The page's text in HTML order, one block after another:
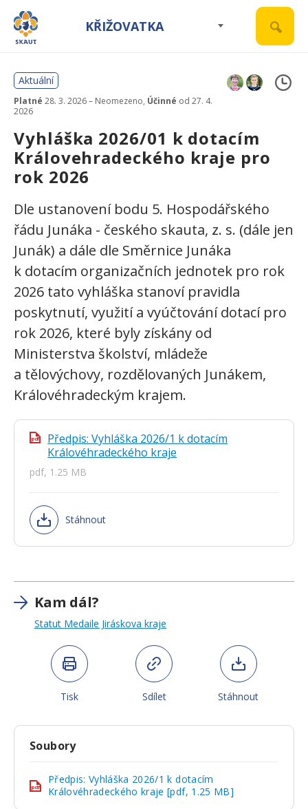
KŘIŽOVATKA
Aktuální
Platné 28. 3. 2026 – Neomezeno, Účinné od 27. 4.
2026
Vyhláška 2026/01 k dotacím
Královehradeckého kraje pro
rok 2026
Dle ustanovení bodu 5. Hospodářského
řádu Junáka - českého skauta, z. s. (dále jen
Junák) a dále dle Směrnice Junáka
k dotacím organizačních jednotek pro rok
2026 tato vyhláška stanoví pravidla
poskytnutí, využití a vyúčtování dotací pro
rok 2026, které byly získány od
Ministerstva školství, mládeže
a tělovýchovy, rozdělovaných Junákem,
Královéhradeckým krajem.
pdf
Předpis: Vyhláška 2026/1 k dotacím
Královéhradeckého kraje
pdf, 1.25 MB
Stáhnout
Kam dál?
Statut Medaile Jiráskova kraje
Tisk Sdílet Stáhnout
Soubory
pdf
Předpis: Vyhláška 2026/1 k dotacím
Královéhradeckého kraje [pdf, 1.25 MB]